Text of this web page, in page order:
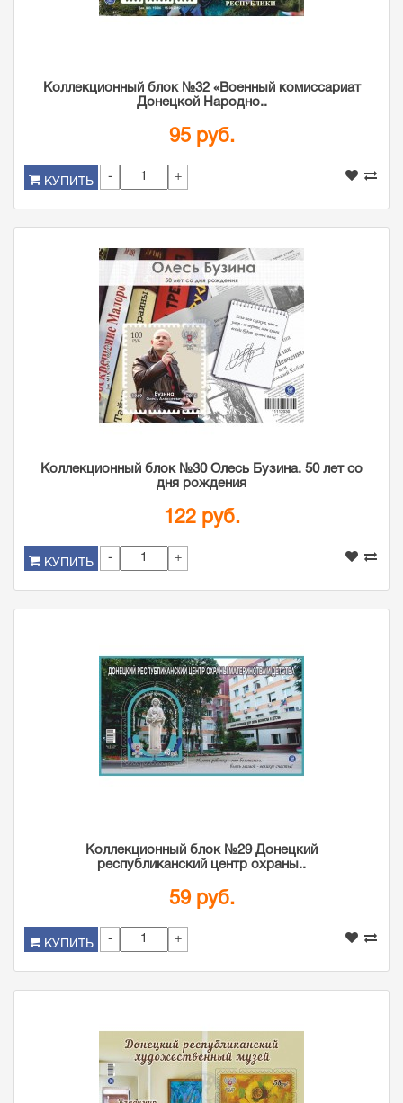
Коллекционный блок №32 «Военный комиссариат
Донецкой Народно..
95 руб.
КУПИТЬ - +
Коллекционный блок №30 Олесь Бузина. 50 лет со
дня рождения
122 руб.
КУПИТЬ - +
Коллекционный блок №29 Донецкий
республиканский центр охраны..
59 руб.
КУПИТЬ - +